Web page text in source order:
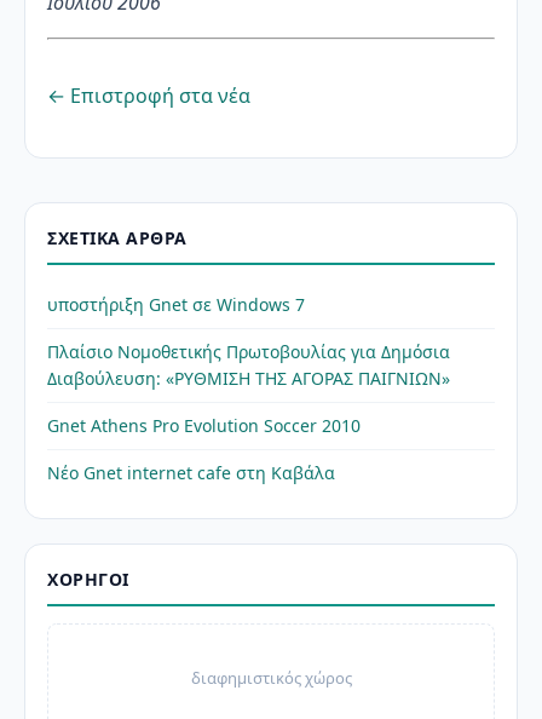
← Επιστροφή στα νέα
ΣΧΕΤΙΚΆ ΆΡΘΡΑ
υποστήριξη Gnet σε Windows 7
Πλαίσιο Νομοθετικής Πρωτοβουλίας για Δημόσια
Διαβούλευση: «ΡΥΘΜΙΣΗ ΤΗΣ ΑΓΟΡΑΣ ΠΑΙΓΝΙΩΝ»
Gnet Athens Pro Evolution Soccer 2010
Νέο Gnet internet cafe στη Καβάλα
ΧΟΡΗΓΟΊ
διαφημιστικός χώρος